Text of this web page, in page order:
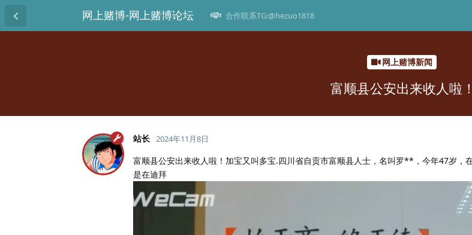
网上赌博-网上赌博论坛 合作联系TG:@hezuo1818
网上赌博新闻
富顺县公安出来收人啦！
站长 2024年11月8日
富顺县公安出来收人啦！加宝又叫多宝.四川省自贡市富顺县人士，名叫罗**，今年47岁，
是在迪拜